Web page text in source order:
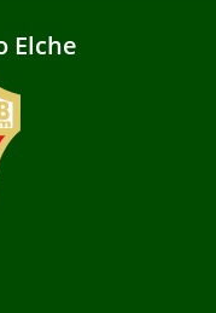
Elche